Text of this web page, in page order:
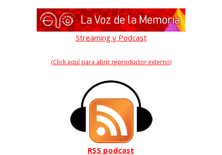
Streaming y Podcast
(Click aquí para abrir reproductor externo)
RSS podcast